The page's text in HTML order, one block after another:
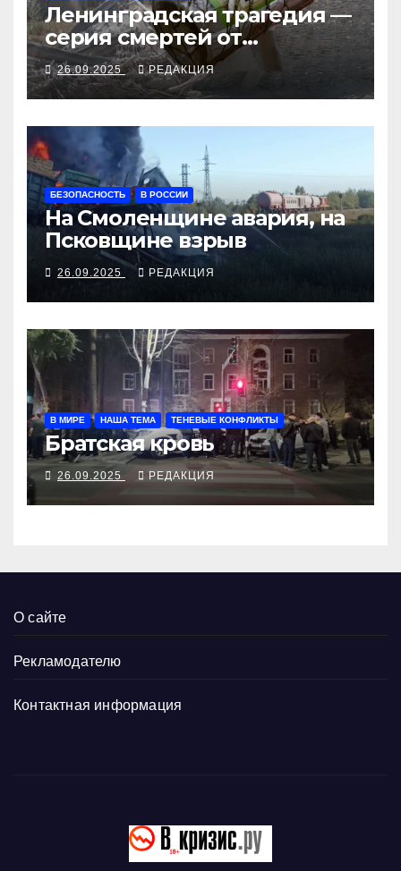
Ленинградская трагедия —
серия смертей от
алкосуррогата
26.09.2025 РЕДАКЦИЯ
БЕЗОПАСНОСТЬ В РОССИИ
На Смоленщине авария, на
Псковщине взрыв
26.09.2025 РЕДАКЦИЯ
В МИРЕ НАША ТЕМА ТЕНЕВЫЕ КОНФЛИКТЫ
Братская кровь
26.09.2025 РЕДАКЦИЯ
О сайте
Рекламодателю
Контактная информация